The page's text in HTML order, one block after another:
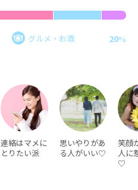
グルメ・お酒 20%
連絡はマメに
とりたい派
思いやりがあ
る人がいい♡
笑顔
人に
♡